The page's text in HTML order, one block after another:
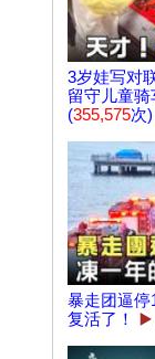
3岁娃写对
留守儿童
(355,575次)
暴走团逼停
复活了！
▶️